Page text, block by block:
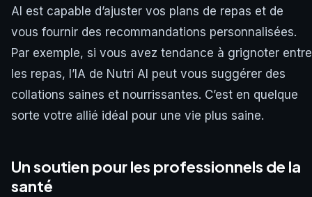
AI est capable d’ajuster vos plans de repas et de
vous fournir des recommandations personnalisées.
Par exemple, si vous avez tendance à grignoter entre
les repas, l’IA de Nutri AI peut vous suggérer des
collations saines et nourrissantes. C’est en quelque
sorte votre allié idéal pour une vie plus saine.
Un soutien pour les professionnels de la
santé